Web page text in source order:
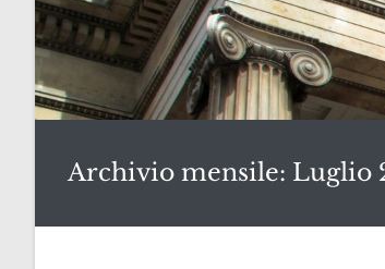
Archivio mensile: Luglio